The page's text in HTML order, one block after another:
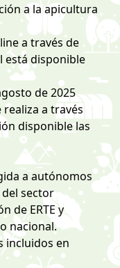
a la apicultura
a través de
está disponible
de 2025
realiza a través
disponible las
a autónomos
sector
de ERTE y
nacional.
incluidos en